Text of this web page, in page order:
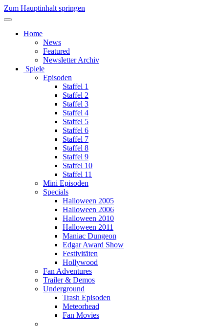
Zum Hauptinhalt springen
Home
News
Featured
Newsletter Archiv
Spiele
Episoden
Staffel 1
Staffel 2
Staffel 3
Staffel 4
Staffel 5
Staffel 6
Staffel 7
Staffel 8
Staffel 9
Staffel 10
Staffel 11
Mini Episoden
Specials
Halloween 2005
Halloween 2006
Halloween 2010
Halloween 2011
Maniac Dungeon
Edgar Award Show
Festivitäten
Hollywood
Fan Adventures
Trailer & Demos
Underground
Trash Episoden
Meteorhead
Fan Movies